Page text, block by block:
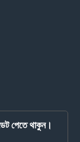
পেতে থাকুন।